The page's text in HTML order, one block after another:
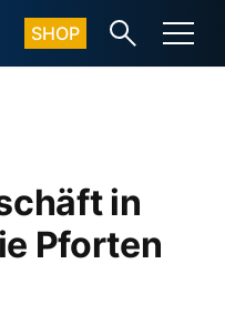
SHOP
in
Pforten